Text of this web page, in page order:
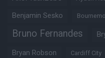
Benjamin Sesko
Bruno Fernandes
Bryan Robson Cardiff City